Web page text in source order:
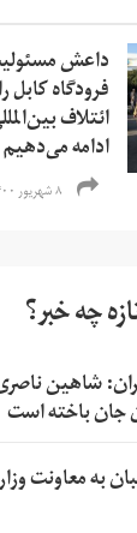
داعش
فرودگاه
ائتلاف
ادامه می‌دهیم
۸ شهریور ۱۴۰۰
چه خبر؟
شاهین
جان باخته است
به معاونت